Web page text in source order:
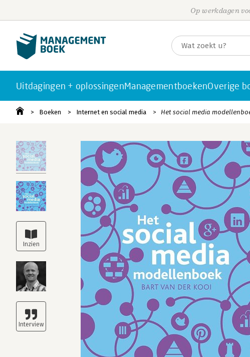
Op werkdagen
Uitdagingen + oplossingenManagementboekenOverige
Boeken Internet en social media Het social media